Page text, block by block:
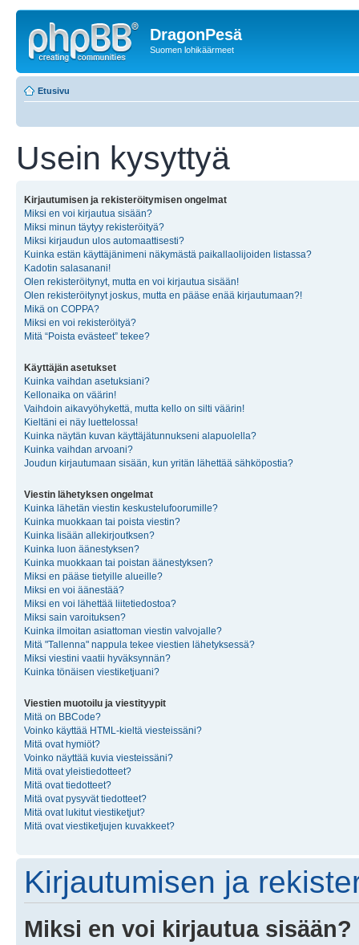
DragonPesä
Suomen lohikäärmeet
Etusivu
Usein kysyttyä
Kirjautumisen ja rekisteröitymisen ongelmat
Miksi en voi kirjautua sisään?
Miksi minun täytyy rekisteröityä?
Miksi kirjaudun ulos automaattisesti?
Kuinka estän käyttäjänimeni näkymästä paikallaolijoiden listassa?
Kadotin salasanani!
Olen rekisteröitynyt, mutta en voi kirjautua sisään!
Olen rekisteröitynyt joskus, mutta en pääse enää kirjautumaan?!
Mikä on COPPA?
Miksi en voi rekisteröityä?
Mitä “Poista evästeet” tekee?
Käyttäjän asetukset
Kuinka vaihdan asetuksiani?
Kellonaika on väärin!
Vaihdoin aikavyöhykettä, mutta kello on silti väärin!
Kieltäni ei näy luettelossa!
Kuinka näytän kuvan käyttäjätunnukseni alapuolella?
Kuinka vaihdan arvoani?
Joudun kirjautumaan sisään, kun yritän lähettää sähköpostia?
Viestin lähetyksen ongelmat
Kuinka lähetän viestin keskustelufoorumille?
Kuinka muokkaan tai poista viestin?
Kuinka lisään allekirjoutksen?
Kuinka luon äänestyksen?
Kuinka muokkaan tai poistan äänestyksen?
Miksi en pääse tietyille alueille?
Miksi en voi äänestää?
Miksi en voi lähettää liitetiedostoa?
Miksi sain varoituksen?
Kuinka ilmoitan asiattoman viestin valvojalle?
Mitä "Tallenna" nappula tekee viestien lähetyksessä?
Miksi viestini vaatii hyväksynnän?
Kuinka tönäisen viestiketjuani?
Viestien muotoilu ja viestityypit
Mitä on BBCode?
Voinko käyttää HTML-kieltä viesteissäni?
Mitä ovat hymiöt?
Voinko näyttää kuvia viesteissäni?
Mitä ovat yleistiedotteet?
Mitä ovat tiedotteet?
Mitä ovat pysyvät tiedotteet?
Mitä ovat lukitut viestiketjut?
Mitä ovat viestiketjujen kuvakkeet?
Kirjautumisen ja
Miksi en voi kirjautua sisään?